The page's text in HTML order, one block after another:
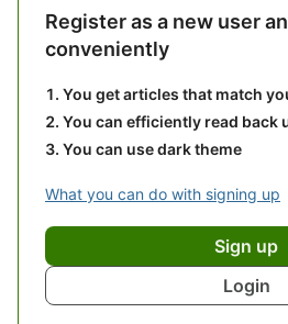
Register as a new user
conveniently
You get articles that match
You can efficiently read back
You can use dark theme
What you can do with signing up
Sign up
Login